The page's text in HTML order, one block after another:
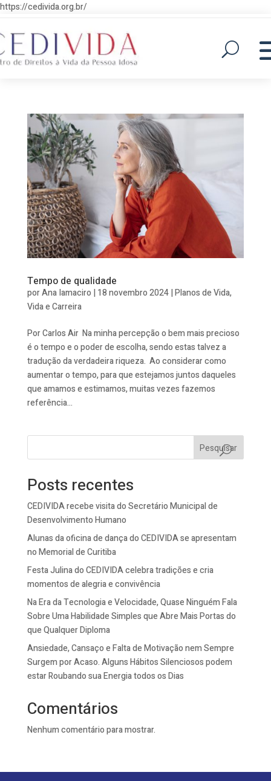
https://cedivida.org.br/
Tempo de qualidade
porAna Iamaciro |18 novembro 2024|Planos de Vida,
Vida e Carreira
Por Carlos Air Na minha percepção o bem mais precioso
é o tempo e o poder de escolha, sendo estas talvez a
tradução da verdadeira riqueza. Ao considerar como
aumentar o tempo, para que estejamos juntos daqueles
que amamos e estimamos, muitas vezes fazemos
referência...
Pesquisar
Posts recentes
CEDIVIDA recebe visita do Secretário Municipal de
Desenvolvimento Humano
Alunas da oficina de dança do CEDIVIDA se apresentam
no Memorial de Curitiba
Festa Julina do CEDIVIDA celebra tradições e cria
momentos de alegria e convivência
Na Era da Tecnologia e Velocidade, Quase Ninguém Fala
Sobre Uma Habilidade Simples que Abre Mais Portas do
que Qualquer Diploma
Ansiedade, Cansaço e Falta de Motivação nem Sempre
Surgem por Acaso. Alguns Hábitos Silenciosos podem
estar Roubando sua Energia todos os Dias
Comentários
Nenhum comentário para mostrar.